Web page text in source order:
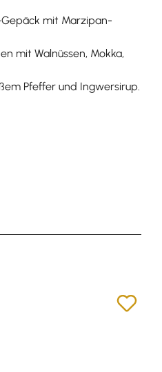
mit Marzipan-
mit Walnüssen, Mokka,
Pfeffer und Ingwersirup.